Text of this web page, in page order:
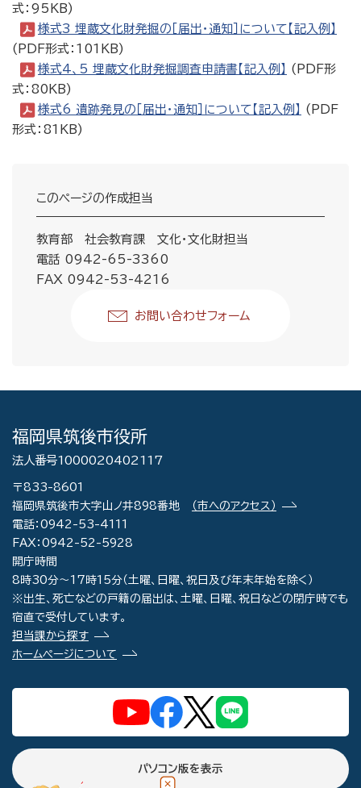
式：95KB)
様式3 埋蔵文化財発掘の［届出・通知］について【記入例】
(PDF形式：101KB)
様式4、5 埋蔵文化財発掘調査申請書【記入例】
(PDF形
式：80KB)
様式6 遺跡発見の［届出・通知］について【記入例】
(PDF
形式：81KB)
このページの作成担当
教育部 社会教育課 文化・文化財担当
電話 0942-65-3360
FAX 0942-53-4216
お問い合わせフォーム
福岡県筑後市役所
法人番号1000020402117
〒833-8601
福岡県筑後市大字山ノ井898番地
（市へのアクセス）
電話：0942-53-4111
FAX：0942-52-5928
開庁時間
8時30分～17時15分（土曜、日曜、祝日及び年末年始を除く）
※出生、死亡などの戸籍の届出は、土曜、日曜、祝日などの閉庁時でも
宿直で受付しています。
担当課から探す
ホームページについて
パソコン版を表示